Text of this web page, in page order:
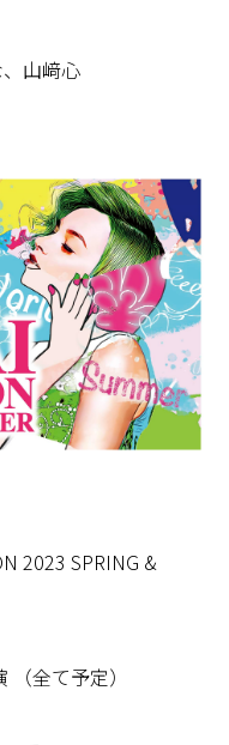
山﨑心
2023 SPRING &
全て予定）